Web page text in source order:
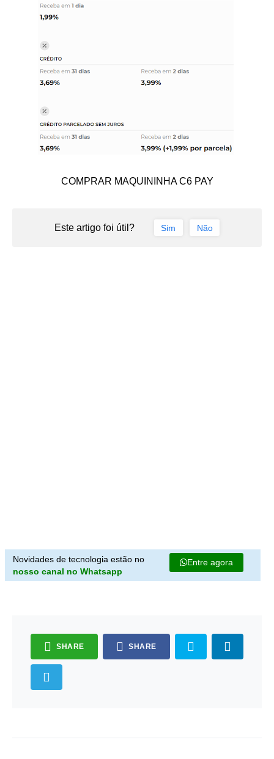
COMPRAR MAQUININHA C6 PAY
Este artigo foi útil? Sim Não
Novidades de tecnologia estão no
nosso canal no Whatsapp
Entre agora
SHARE SHARE